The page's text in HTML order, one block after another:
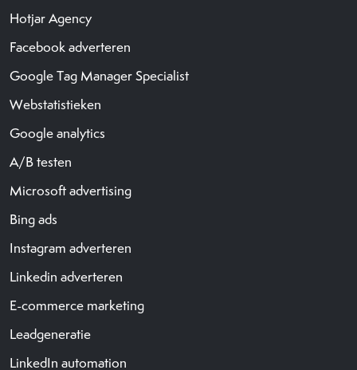
Hotjar Agency
Facebook adverteren
Google Tag Manager Specialist
Webstatistieken
Google analytics
A/B testen
Microsoft advertising
Bing ads
Instagram adverteren
Linkedin adverteren
E-commerce marketing
Leadgeneratie
LinkedIn automation